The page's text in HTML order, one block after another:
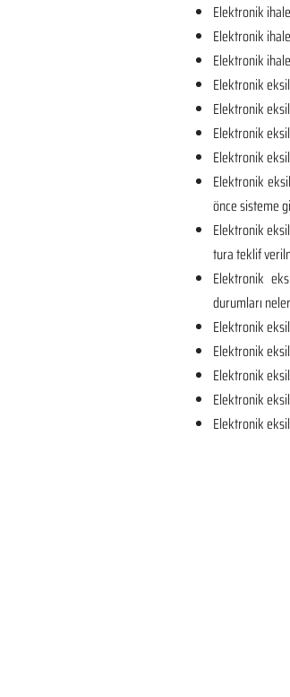
Elektronik
Elektronik
Elektronik
Elektronik
Elektronik
Elektronik
Elektronik
Elektronik
önce sisteme
Elektronik
tura teklif
Elektronik
durumları
Elektronik
Elektronik
Elektronik
Elektronik
Elektronik